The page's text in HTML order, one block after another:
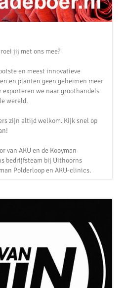
jij met ons mee?
en meest innovatieve
en planten geen geheimen meer
exporteren we naar groothandels
wereld.
zijn altijd welkom. Kijk snel op
van AKU en de Kooyman
bedrijfsteam bij Uithoorns
Polderloop en AKU-clinics.